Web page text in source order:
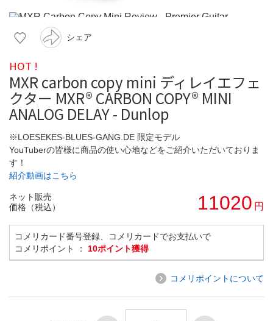
シェア
HOT !
MXR carbon copy mini ディレイエフェ
クター MXR® CARBON COPY® MINI
ANALOG DELAY - Dunlop
※LOESEKES-BLUES-GANG.DE 限定モデル
YouTuberの皆様に商品の使い心地などをご紹介いただいておりま
す！
紹介動画はこちら
ネット販売
価格（税込）
11020 円
コメリカード番号登録、コメリカードでお支払いで
コメリポイント ： 10ポイント獲得
コメリポイントについて